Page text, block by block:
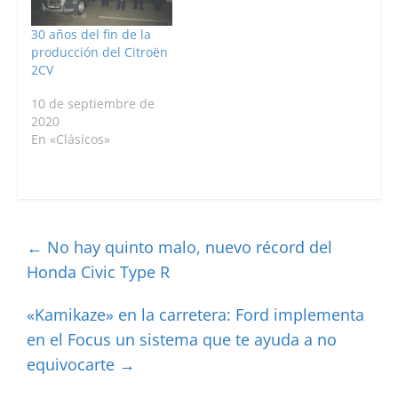
30 años del fin de la
producción del Citroën
2CV
10 de septiembre de
2020
En «Clásicos»
← No hay quinto malo, nuevo récord del
Honda Civic Type R
«Kamikaze» en la carretera: Ford implementa
en el Focus un sistema que te ayuda a no
equivocarte →